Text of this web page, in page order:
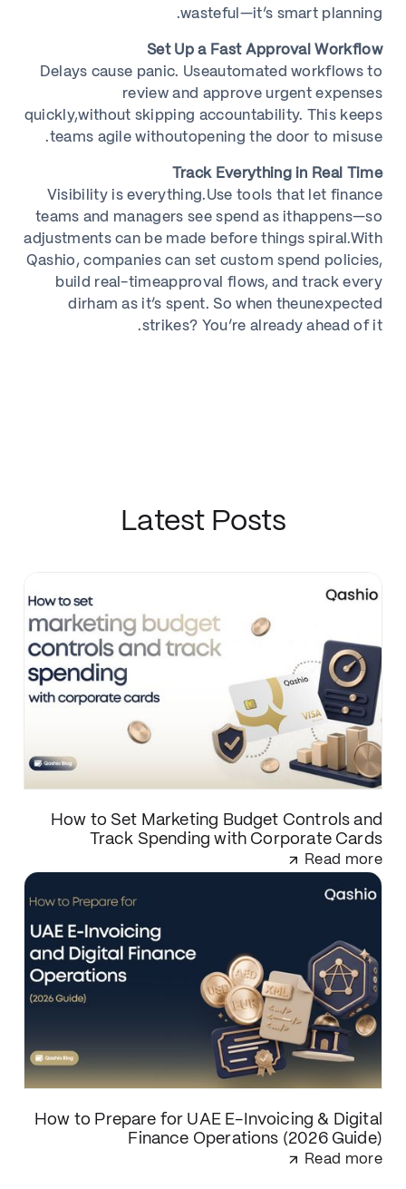
wasteful—it’s smart planning.
Set Up a Fast Approval Workflow
Delays cause panic. Useautomated workflows to
review and approve urgent expenses
quickly,without skipping accountability. This keeps
teams agile withoutopening the door to misuse.
Track Everything in Real Time
Visibility is everything.Use tools that let finance
teams and managers see spend as ithappens—so
adjustments can be made before things spiral.With
Qashio, companies can set custom spend policies,
build real-timeapproval flows, and track every
dirham as it’s spent. So when theunexpected
strikes? You’re already ahead of it.
Latest Posts
How to Set Marketing Budget Controls and
Track Spending with Corporate Cards
Read more
How to Prepare for UAE E-Invoicing & Digital
Finance Operations (2026 Guide)
Read more